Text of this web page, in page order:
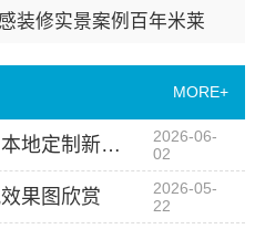
装修实景案例百年米莱
MORE+
湖北匠门锐府装饰：本地定制新中式设计的理想之选
2026-06-
02
果图欣赏
2026-05-
22